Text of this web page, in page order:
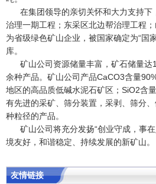
在集团领导的亲切关怀和大力支持
治理一期工程；东采区北边帮治理工程
为省级绿色矿山企业，被国家确定为“国
库。
矿山公司资源储量丰富，矿石储量
余种产品。矿山公司产品CaCO3含量
地区的高品质低碱水泥石矿区；SiO2含
有先进的采矿、筛分装置，采剥、筛分
种粒径的产品。
矿山公司将充分发扬“创业守成，事
境友好，和谐稳定、持续发展的新矿山。
友情链接